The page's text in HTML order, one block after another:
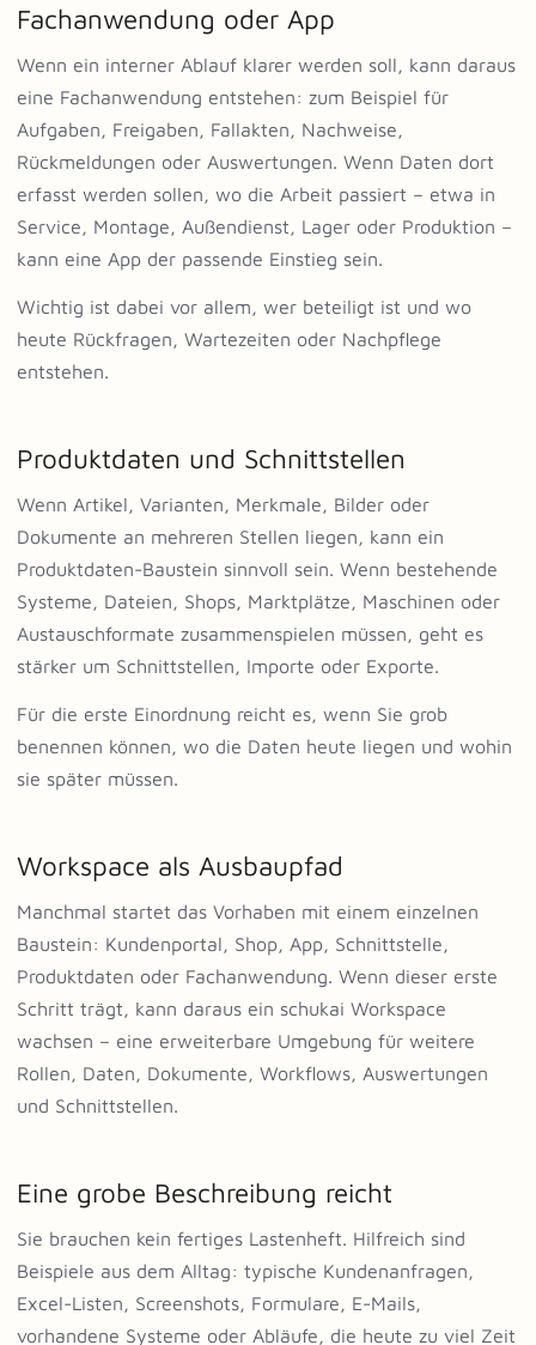
Fachanwendung oder App
Wenn ein interner Ablauf klarer werden soll, kann daraus
eine Fachanwendung entstehen: zum Beispiel für
Aufgaben, Freigaben, Fallakten, Nachweise,
Rückmeldungen oder Auswertungen. Wenn Daten dort
erfasst werden sollen, wo die Arbeit passiert – etwa in
Service, Montage, Außendienst, Lager oder Produktion –
kann eine App der passende Einstieg sein.
Wichtig ist dabei vor allem, wer beteiligt ist und wo
heute Rückfragen, Wartezeiten oder Nachpflege
entstehen.
Produktdaten und Schnittstellen
Wenn Artikel, Varianten, Merkmale, Bilder oder
Dokumente an mehreren Stellen liegen, kann ein
Produktdaten-Baustein sinnvoll sein. Wenn bestehende
Systeme, Dateien, Shops, Marktplätze, Maschinen oder
Austauschformate zusammenspielen müssen, geht es
stärker um Schnittstellen, Importe oder Exporte.
Für die erste Einordnung reicht es, wenn Sie grob
benennen können, wo die Daten heute liegen und wohin
sie später müssen.
Workspace als Ausbaupfad
Manchmal startet das Vorhaben mit einem einzelnen
Baustein: Kundenportal, Shop, App, Schnittstelle,
Produktdaten oder Fachanwendung. Wenn dieser erste
Schritt trägt, kann daraus ein schukai Workspace
wachsen – eine erweiterbare Umgebung für weitere
Rollen, Daten, Dokumente, Workflows, Auswertungen
und Schnittstellen.
Eine grobe Beschreibung reicht
Sie brauchen kein fertiges Lastenheft. Hilfreich sind
Beispiele aus dem Alltag: typische Kundenanfragen,
Excel-Listen, Screenshots, Formulare, E-Mails,
vorhandene Systeme oder Abläufe, die heute zu viel Zeit